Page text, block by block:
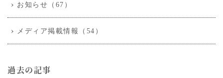
お知らせ（67）
メディア掲載情報（54）
過去の記事